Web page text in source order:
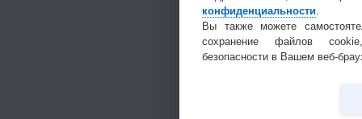
конфиденциальности.
Вы также можете
сохранение файлов
безопасности в Вашем веб-